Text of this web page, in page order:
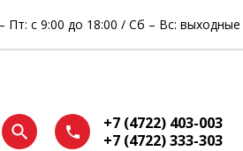
Пт: с 9:00 до 18:00 / Сб – Вс: выходные
+7 (4722) 403-003
+7 (4722) 333-303